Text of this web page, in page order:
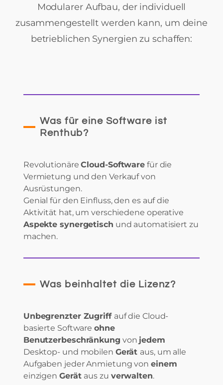
Modularer Aufbau, der individuell
zusammengestellt werden kann, um deine
betrieblichen Synergien zu schaffen:
Was für eine Software ist
Renthub?
RevolutionäreCloud-Software für die
Vermietung und den Verkauf von
Ausrüstungen.
Genial für den Einfluss, den es auf die
Aktivität hat, um verschiedene operative
Aspekte synergetisch und automatisiert zu
machen.
Was beinhaltet die Lizenz?
Unbegrenzter Zugriff auf die Cloud-
basierte Softwareohne
Benutzerbeschränkung von jedem
Desktop- und mobilen Gerät aus, um alle
Aufgaben jeder Anmietung von einem
einzigen Gerät aus zu verwalten.